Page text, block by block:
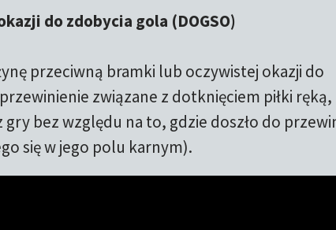
do zdobycia gola (DOGSO)
przeciwną bramki lub oczywistej okazji do
przewinienie związane z dotknięciem piłki ręką,
bez względu na to, gdzie doszło do
się w jego polu karnym).